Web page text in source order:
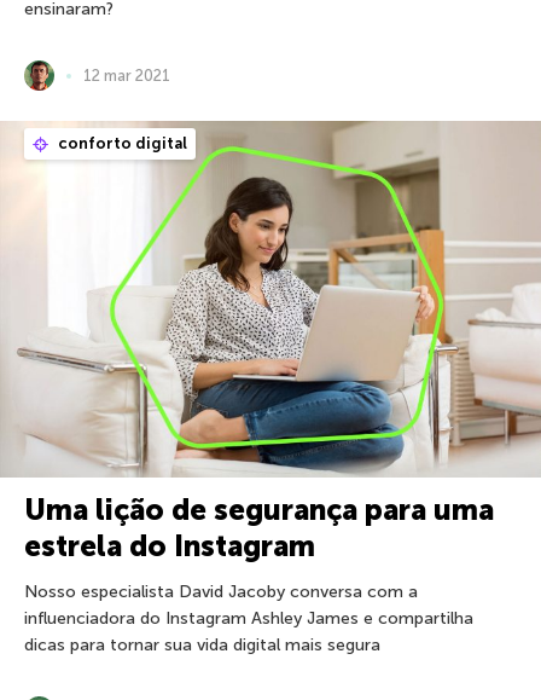
ensinaram?
12 mar 2021
conforto digital
Uma lição de segurança para uma
estrela do Instagram
Nosso especialista David Jacoby conversa com a
influenciadora do Instagram Ashley James e compartilha
dicas para tornar sua vida digital mais segura